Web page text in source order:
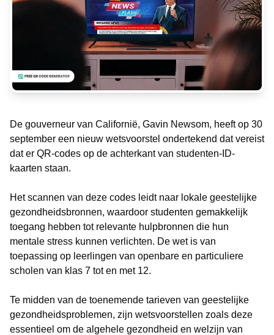
De gouverneur van Californië, Gavin Newsom, heeft op 30
september een nieuw wetsvoorstel ondertekend dat vereist
dat er QR-codes op de achterkant van studenten-ID-
kaarten staan.
Het scannen van deze codes leidt naar lokale geestelijke
gezondheidsbronnen, waardoor studenten gemakkelijk
toegang hebben tot relevante hulpbronnen die hun
mentale stress kunnen verlichten. De wet is van
toepassing op leerlingen van openbare en particuliere
scholen van klas 7 tot en met 12.
Te midden van de toenemende tarieven van geestelijke
gezondheidsproblemen, zijn wetsvoorstellen zoals deze
essentieel om de algehele gezondheid en welzijn van